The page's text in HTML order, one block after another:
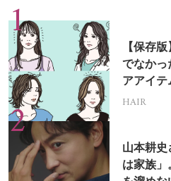
【保存
でなかっ
アアイテ
HAIR
山本耕史
は家族」